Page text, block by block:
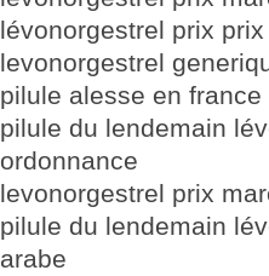
lévonorgestrel prix
levonorgestrel
pilule alesse en
pilule du lendemain
ordonnance
levonorgestrel prix
pilule du lendemain
arabe